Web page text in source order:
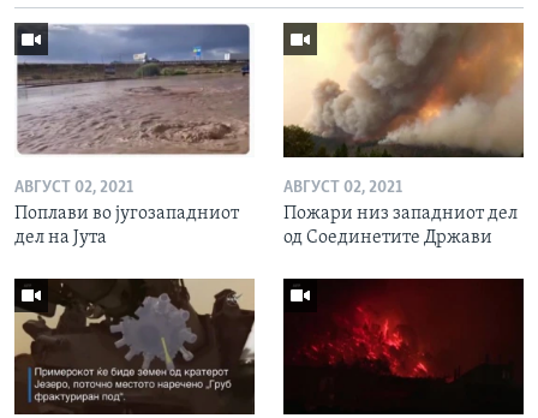
АВГУСТ 02, 2021
Поплави во југозападниот
дел на Јута
АВГУСТ 02, 2021
Пожари низ западниот дел
од Соединетите Држави